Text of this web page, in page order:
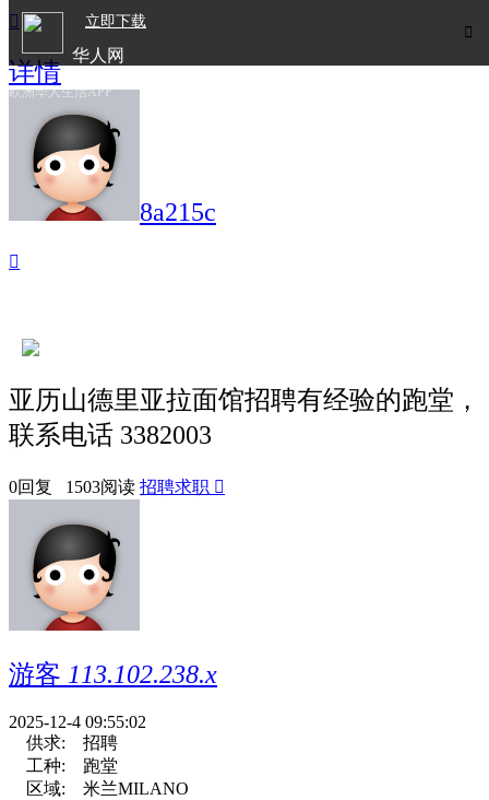

立即下载
华人网
欧洲华人生活APP

详情
8a215c

亚历山德里亚拉面馆招聘有经验的跑堂，
联系电话 3382003
0回复 1503阅读 招聘求职 
游客 113.102.238.x
2025-12-4 09:55:02
供求:
招聘
工种:
跑堂
区域:
米兰MILANO